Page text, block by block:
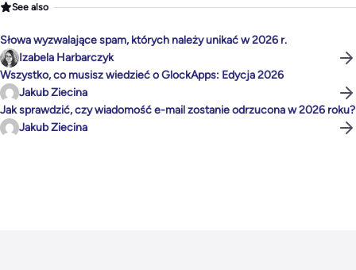
See also
Słowa wyzwalające spam, których należy unikać w 2026 r.
Izabela Harbarczyk
Wszystko, co musisz wiedzieć o GlockApps: Edycja 2026
Jakub Ziecina
Jak sprawdzić, czy wiadomość e-mail zostanie odrzucona w 2026 roku?
Jakub Ziecina